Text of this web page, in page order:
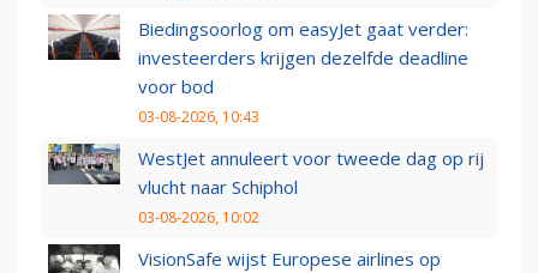
Biedingsoorlog om easyJet gaat verder:
investeerders krijgen dezelfde deadline
voor bod
03-08-2026, 10:43
WestJet annuleert voor tweede dag op rij
vlucht naar Schiphol
03-08-2026, 10:02
VisionSafe wijst Europese airlines op